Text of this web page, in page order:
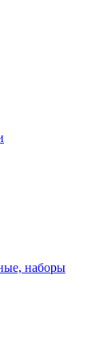
наборы